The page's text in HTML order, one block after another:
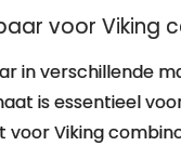
voor Viking
in verschillende
is essentieel
voor Viking